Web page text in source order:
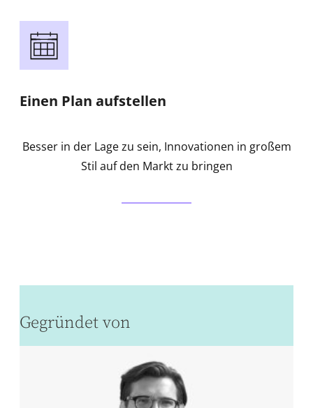
Einen Plan aufstellen
Besser in der Lage zu sein, Innovationen in großem
Stil auf den Markt zu bringen
Gegründet von